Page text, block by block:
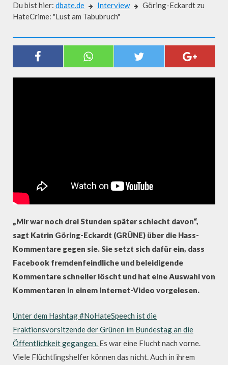
Du bist hier: dbate.de Interview
Göring-Eckardt zu
HateCrime: "Lust am Tabubruch"
GÖRING-ECKARDT ZU
HATECRIME: "LUST AM
TABUBRUCH"
„Mir war noch drei Stunden später schlecht davon“,
sagt Katrin Göring-Eckardt (GRÜNE) über die Hass-
Kommentare gegen sie. Sie setzt sich dafür ein, dass
Facebook fremdenfeindliche und beleidigende
Kommentare schneller löscht und hat eine Auswahl von
Kommentaren in einem Internet-Video vorgelesen.
Unter dem Hashtag #NoHateSpeech ist die
Fraktionsvorsitzende der Grünen im Bundestag an die
Öffentlichkeit gegangen. Es war eine Flucht nach vorne.
Viele Flüchtlingshelfer können das nicht. Auch in ihrem